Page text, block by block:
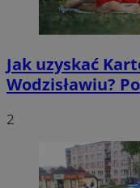
Jak uzyskać
Wodzisławiu?
2